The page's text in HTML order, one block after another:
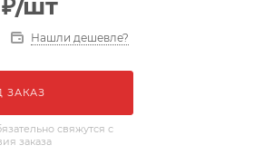
₽/шт
Нашли дешевле?
ЗАКАЗ
свяжутся с
заказа